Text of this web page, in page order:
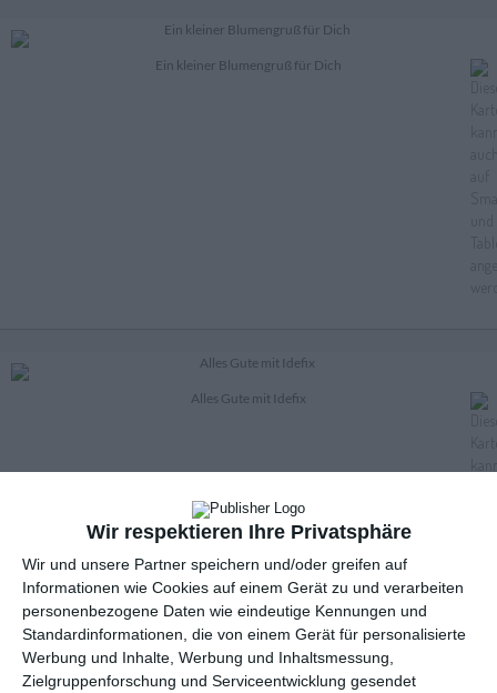
Wir respektieren Ihre Privatsphäre
Wir und unsere Partner speichern und/oder greifen auf
Informationen wie Cookies auf einem Gerät zu und verarbeiten
personenbezogene Daten wie eindeutige Kennungen und
Standardinformationen, die von einem Gerät für personalisierte
Werbung und Inhalte, Werbung und Inhaltsmessung,
Zielgruppenforschung und Serviceentwicklung gesendet
Ein kleiner Blumengruß für Dich
Alles Gute mit Idefix